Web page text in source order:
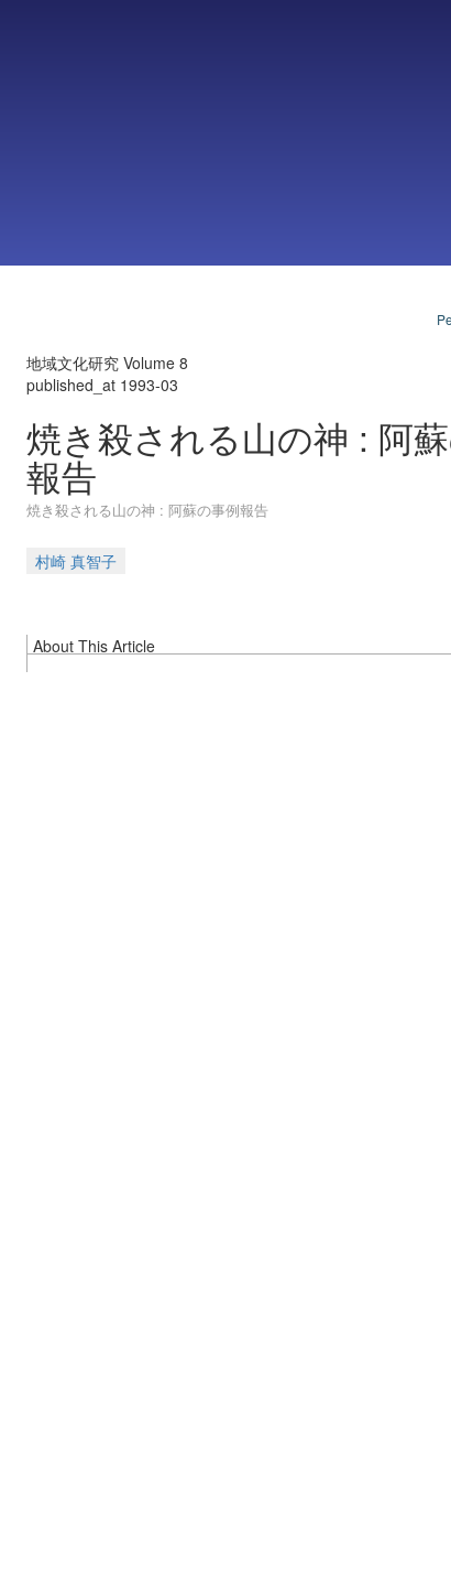
地域文化研究 Volume 8
published_at 1993-03
焼き殺される山の神 : 阿
報告
焼き殺される山の神 : 阿蘇の事例報告
村崎 真智子
About This Article